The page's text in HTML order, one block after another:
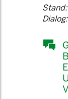
Stand:
Dialog: